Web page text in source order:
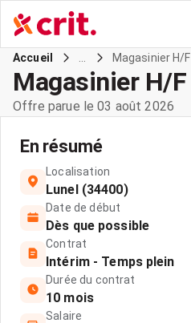
Accueil Magasinier H/F
Magasinier H/F
Offre parue le 03 août 2026
En résumé
Localisation
Lunel (34400)
Date de début
Dès que possible
Contrat
Intérim - Temps plein
Durée du contrat
10 mois
Salaire